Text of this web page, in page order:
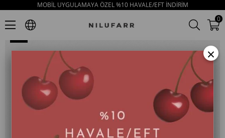
MOBİL UYGULAMAYA ÖZEL %10 HAVALE/EFT İNDİRİM
0
Kerry Altın Hakiki Deri Bantlı Topuklu Sandalet
×